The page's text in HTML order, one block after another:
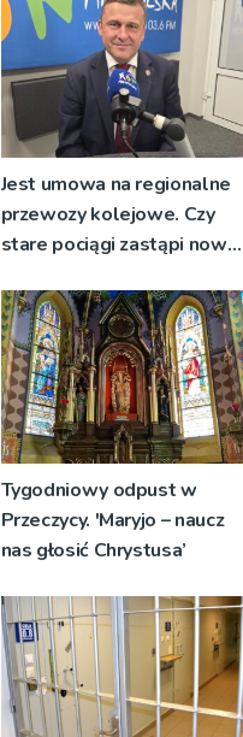
Jest umowa na regionalne
przewozy kolejowe. Czy
stare pociągi zastąpi nowy
Tygodniowy odpust w
Przeczycy. 'Maryjo – naucz
nas głosić Chrystusa’